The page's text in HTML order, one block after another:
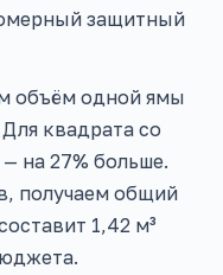
защитный
объём одной ямы
Для квадрата со
на 27% больше.
получаем общий
1,42 м³